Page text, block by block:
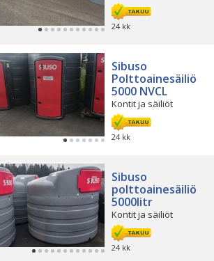
24 kk
Sibuso
Polttoainesäiliö
5000 NVCL
Kontit ja säiliöt
24 kk
Sibuso
polttoainesäiliö
5000litr
Kontit ja säiliöt
24 kk